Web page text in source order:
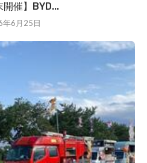
開催】BYD...
年6月25日